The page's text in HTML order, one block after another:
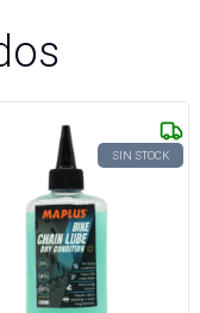
SIN STOCK